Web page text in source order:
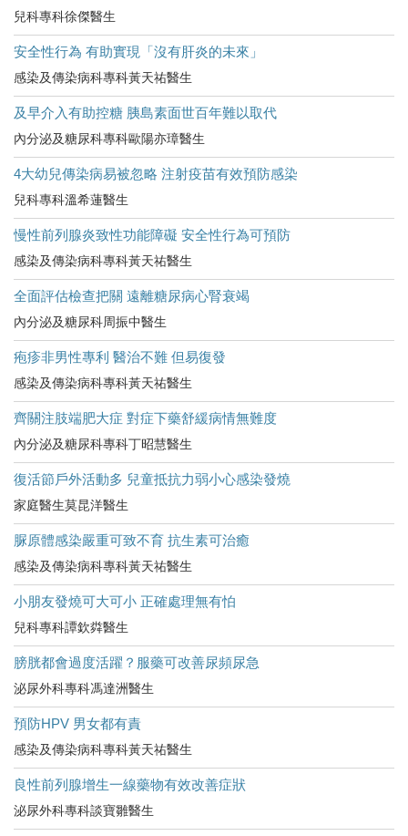
兒科專科徐傑醫生
安全性行為 有助實現「沒有肝炎的未來」
感染及傳染病科專科黃天祐醫生
及早介入有助控糖 胰島素面世百年難以取代
內分泌及糖尿科專科歐陽亦璋醫生
4大幼兒傳染病易被忽略 注射疫苗有效預防感染
兒科專科溫希蓮醫生
慢性前列腺炎致性功能障礙 安全性行為可預防
感染及傳染病科專科黃天祐醫生
全面評估檢查把關 遠離糖尿病心腎衰竭
內分泌及糖尿科周振中醫生
疱疹非男性專利 醫治不難 但易復發
感染及傳染病科專科黃天祐醫生
齊關注肢端肥大症 對症下藥舒緩病情無難度
內分泌及糖尿科專科丁昭慧醫生
復活節戶外活動多 兒童抵抗力弱小心感染發燒
家庭醫生莫昆洋醫生
脲原體感染嚴重可致不育 抗生素可治癒
感染及傳染病科專科黃天祐醫生
小朋友發燒可大可小 正確處理無有怕
兒科專科譚欽粦醫生
膀胱都會過度活躍？服藥可改善尿頻尿急
泌尿外科專科馮達洲醫生
預防HPV 男女都有責
感染及傳染病科專科黃天祐醫生
良性前列腺增生一線藥物有效改善症狀
泌尿外科專科談寶雛醫生